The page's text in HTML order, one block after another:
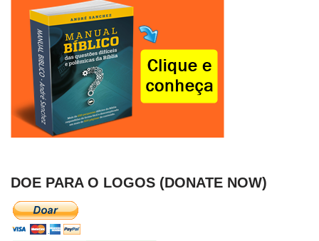
DOE PARA O LOGOS (DONATE NOW)